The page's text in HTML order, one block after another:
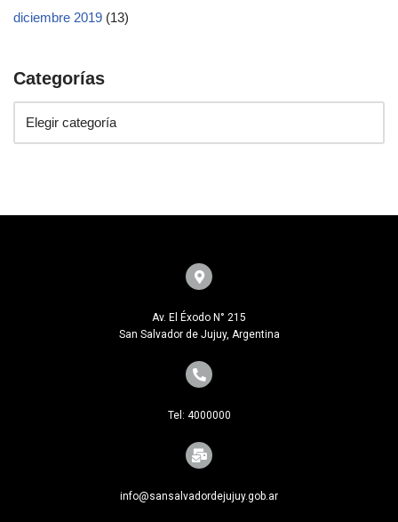
diciembre 2019 (13)
Categorías
Av. El Éxodo N° 215
San Salvador de Jujuy, Argentina
Tel: 4000000
info@sansalvadordejujuy.gob.ar